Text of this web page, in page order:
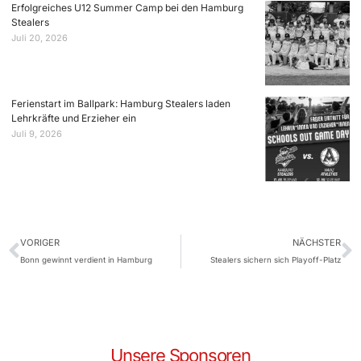
Erfolgreiches U12 Summer Camp bei den Hamburg
Stealers
Juli 20, 2026
Ferienstart im Ballpark: Hamburg Stealers laden
Lehrkräfte und Erzieher ein
Juli 9, 2026
VORIGER
Bonn gewinnt verdient in Hamburg
NÄCHSTER
Stealers sichern sich Playoff-Platz
Unsere Sponsoren